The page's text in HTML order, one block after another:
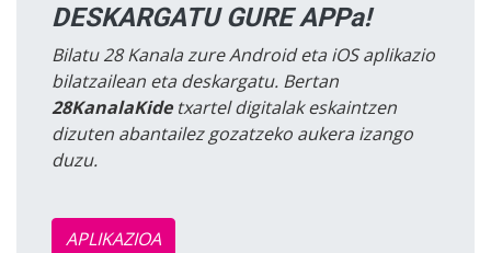
DESKARGATU GURE APPa!
Bilatu 28 Kanala zure Android eta iOS aplikazio
bilatzailean eta deskargatu. Bertan
28KanalaKidetxartel digitalak eskaintzen
dizuten abantailez gozatzeko aukera izango
duzu.
APLIKAZIOA